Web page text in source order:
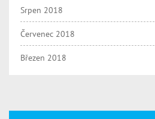
Srpen 2018
Červenec 2018
Březen 2018